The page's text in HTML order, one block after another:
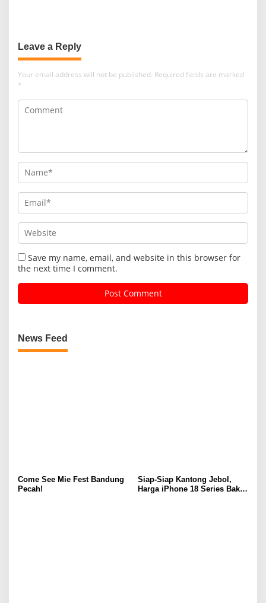
Leave a Reply
Your email address will not be published. Required fields are marked
*
Save my name, email, and website in this browser for
the next time I comment.
News Feed
Come See Mie Fest Bandung
Pecah!
Siap-Siap Kantong Jebol,
Harga iPhone 18 Series Bakal